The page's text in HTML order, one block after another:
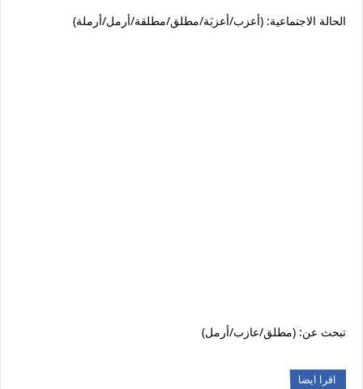
الحالة الاجتماعية: (أعزب/أعزبَة/مطلق/مطلقة/أرمل/أرملة)
تبحث عن: (مطلق/عازب/أرمل)
اقرا ايضا